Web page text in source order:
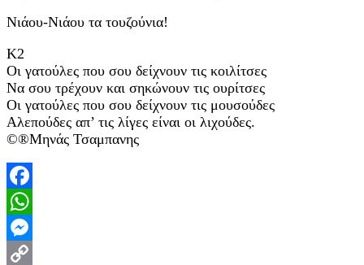
Νιάου-Νιάου τα τουζούνια!
Κ2
Οι γατούλες που σου δείχνουν τις κοιλίτσες
Nα σου τρέχουν και σηκώνουν τις ουρίτσες
Οι γατούλες που σου δείχνουν τις μουσούδες
Αλεπούδες απ’ τις λίγες είναι οι λιχούδες.
©®Μηνάς Τσαμπανης
Facebook
WhatsApp
Messenger